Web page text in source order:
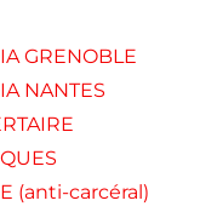
GRENOBLE
NANTES
(anti-carcéral)